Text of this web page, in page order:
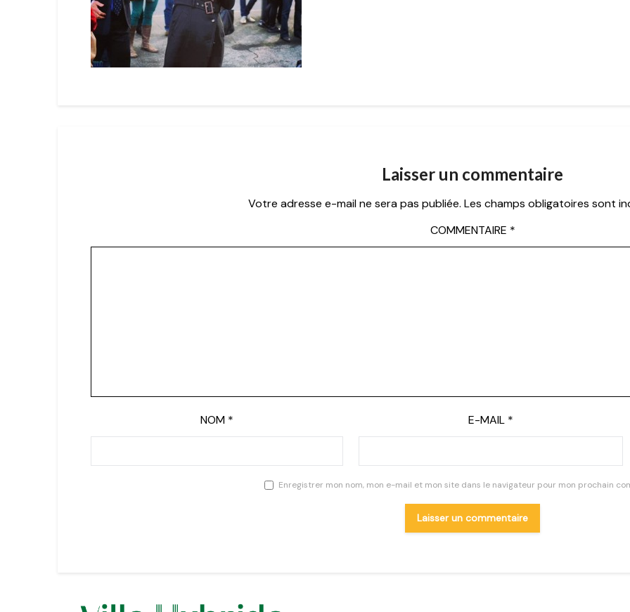
Laisser un commentaire
Votre adresse e-mail ne sera pas publiée. Les champs obligatoires sont
COMMENTAIRE *
NOM * E-MAIL *
Enregistrer mon nom, mon e-mail et mon site dans le navigateur pour mon prochain